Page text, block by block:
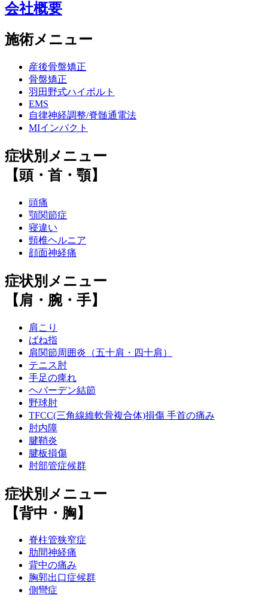
会社概要
施術メニュー
産後骨盤矯正
骨盤矯正
羽田野式ハイボルト
EMS
自律神経調整/脊髄通電法
MIインパクト
症状別メニュー
【頭・首・顎】
頭痛
顎関節症
寝違い
頸椎ヘルニア
顔面神経痛
症状別メニュー
【肩・腕・手】
肩こり
ばね指
肩関節周囲炎（五十肩・四十肩）
テニス肘
手足の痺れ
ヘバーデン結節
野球肘
TFCC(三角線維軟骨複合体)損傷 手首の痛み
肘内障
腱鞘炎
腱板損傷
肘部管症候群
症状別メニュー
【背中・胸】
脊柱管狭窄症
肋間神経痛
背中の痛み
胸郭出口症候群
側彎症